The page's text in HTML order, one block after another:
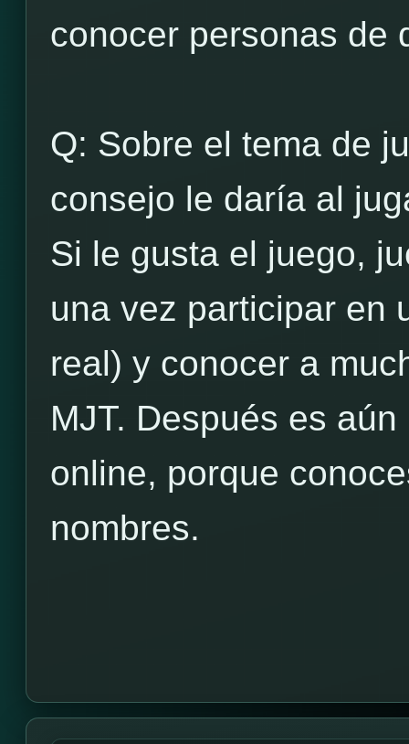
conocer personas de
Q: Sobre el tema de
consejo le daría al
Si le gusta el juego,
una vez participar en
real) y conocer a
MJT. Después es
online, porque
nombres.